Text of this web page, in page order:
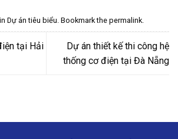
Dự án tiêu biểu . Bookmark the permalink
tại Hải
Dự án thiết kế thi công hệ
thống cơ điện tại Đà Nẵng